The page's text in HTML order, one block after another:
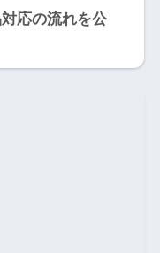
応の流れを公